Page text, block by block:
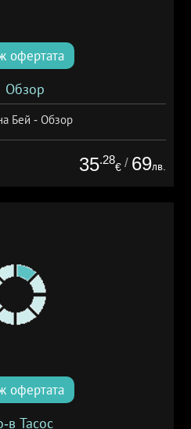
офертата
Обзор
Бей - Обзор
35.28
€ / 69лв.
офертата
в Тасос